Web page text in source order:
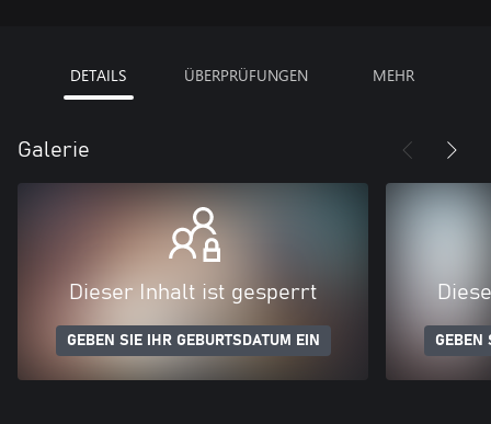
DETAILS ÜBERPRÜFUNGEN MEHR
Galerie
Dieser Inhalt ist gesperrt
GEBEN SIE IHR GEBURTSDATUM EIN GEBEN